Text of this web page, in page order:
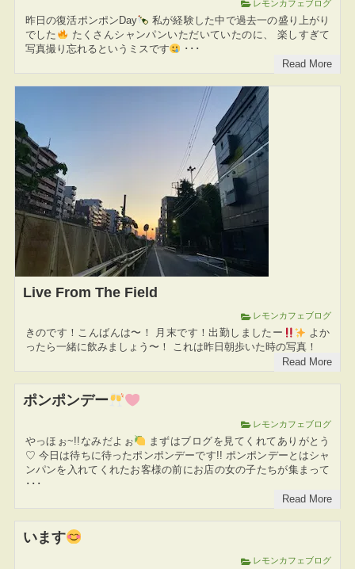
レモンカフェブログ
昨日の復活ポンポンDay
私が経験した中で過去一の盛り上がり
でした
たくさんシャンパンいただいていたのに、 楽しすぎて
写真撮り忘れるというミスです
･･･
Read More
Live From The Field
レモンカフェブログ
きのです！こんばんは〜！ 月末です！出勤しましたー
よか
ったら一緒に飲みましょう〜！ これは昨日朝歩いた時の写真！
Read More
ポンポンデー
レモンカフェブログ
やっほぉ~!!なみだよぉ
まずはブログを見てくれてありがとう
♡ 今日は待ちに待ったポンポンデーです!! ポンポンデーとはシャ
ンパンを入れてくれたお客様の前にお店の女の子たちが集まって
･･･
Read More
います
レモンカフェブログ